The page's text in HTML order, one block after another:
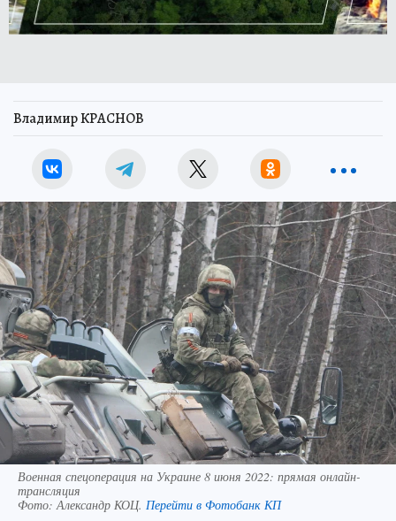
Владимир КРАСНОВ
Военная спецоперация на Украине 8 июня 2022: прямая онлайн-
трансляция
Фото:Александр КОЦ. Перейти в Фотобанк КП